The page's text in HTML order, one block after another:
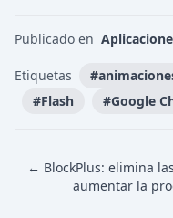
Publicado en
Etiquetas #
#Flash #Google
← BlockPlus: elimina
aumentar la